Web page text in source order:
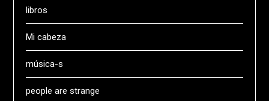
libros
Mi cabeza
música-s
people are strange